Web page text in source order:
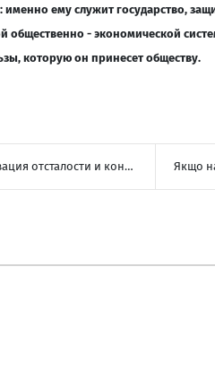
именно ему служит государство,
общественно - экономической
которую он принесет обществу.
и конец демо... Якщо на